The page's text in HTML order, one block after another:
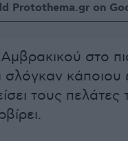
Protothema.gr on
στο
κάποιου
τους